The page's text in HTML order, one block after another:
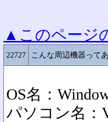
▲このページ
22727 こんな周辺機器って
OS名：
パソコン名：